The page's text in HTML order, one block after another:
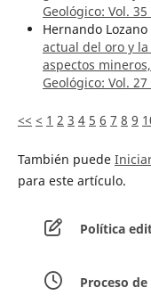
Geológico: Vol.
Hernando
actual del oro y
aspectos
Geológico: Vol.
<< < 1 2 3 4 5 6 7 8 9
También puede
para este artículo.
Política
Proceso